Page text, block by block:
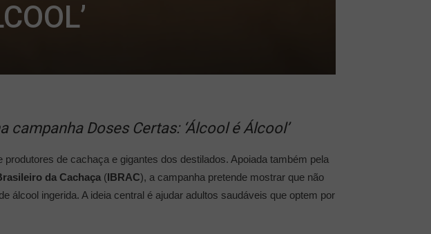
Doses Certas: ‘Álcool é Álcool’
produtores de cachaça e gigantes dos destilados. Apoiada também pela
da Cachaça(IBRAC), a campanha pretende mostrar que não
álcool ingerida. A ideia central é ajudar adultos saudáveis que optem por